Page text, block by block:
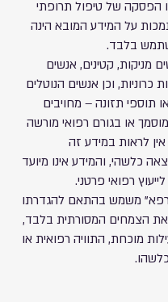
הפסקה של טיפול תרופתי
על המידע המובא הינה
בלבד.
מניקות, קטינים, אנשים
כרוניות, וכן אנשים הנוטלים
תוספי תזונה – מחויבים
או בגורם רפואי מורשה
לראות במידע זה
כלשהי, והמידע אינו מיועד
רפואי פרטני.
משמש בהתאם להגדרתו
הצמחים המסורתית בלבד,
מוכחת, התוויה רפואית או